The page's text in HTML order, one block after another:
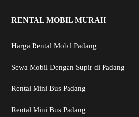
RENTAL MOBIL MURAH
Harga Rental Mobil Padang
Sewa Mobil Dengan Supir di Padang
Rental Mini Bus Padang
Rental Mini Bus Padang